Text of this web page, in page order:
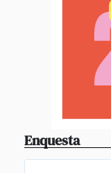
Enquesta